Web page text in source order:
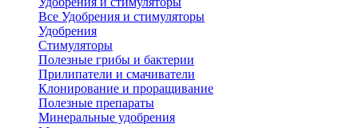
Все Удобрения и стимуляторы
Удобрения
Стимуляторы
Полезные грибы и бактерии
Прилипатели и смачиватели
Клонирование и проращивание
Полезные препараты
Минеральные удобрения